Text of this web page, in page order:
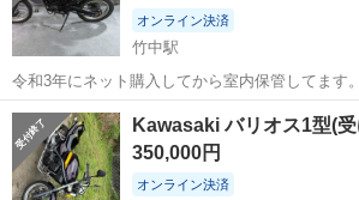
オンライン決済
竹中駅
令和3年にネット購入してから室内保管してます
がありませんので不明です。型式LX２５０E、原
LX250DE、４ストキャブ、セルなしキックのみ
ンドルグリップ左右は交換必要です。走...
大分 大分市 カワサキ
Kawasaki バリオス1型(
350,000円
オンライン決済